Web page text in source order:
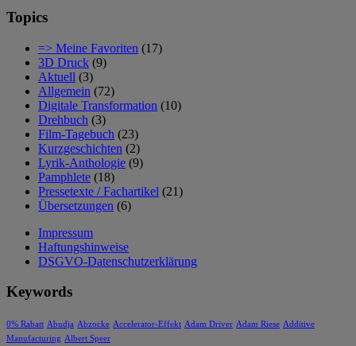
Topics
=> Meine Favoriten (17)
3D Druck (9)
Aktuell (3)
Allgemein (72)
Digitale Transformation (10)
Drehbuch (3)
Film-Tagebuch (23)
Kurzgeschichten (2)
Lyrik-Anthologie (9)
Pamphlete (18)
Pressetexte / Fachartikel (21)
Übersetzungen (6)
Impressum
Haftungshinweise
DSGVO-Datenschutzerklärung
Keywords
0% Rabatt Abudja Abzocke Accelerator-Effekt Adam Driver Adam Riese Additive
Manufacturing Albert Speer